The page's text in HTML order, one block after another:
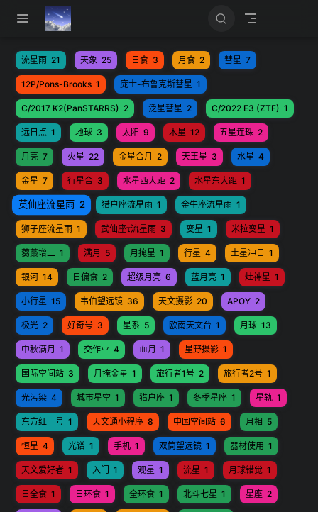
跳至主要內容
流星雨 21 天象 25 日食 3 月食 2 彗星 7
12P/Pons-Brooks 1 庞士-布鲁克斯彗星 1
C/2017 K2(PanSTARRS) 2 泛星彗星 2 C/2022 E3 (ZTF) 1
远日点 1 地球 3 太阳 9 木星 12 五星连珠 2
月亮 7 火星 22 金星合月 2 天王星 3 水星 4
金星 7 行星合 3 水星西大距 2 水星东大距 1
英仙座流星雨 2 猎户座流星雨 1 金牛座流星雨 1
狮子座流星雨 1 武仙座τ流星雨 3 变星 1 米拉变星 1
蒭藁增二 1 满月 5 月掩星 1 行星 4 土星冲日 1
银河 14 日偏食 2 超级月亮 6 蓝月亮 1 灶神星 1
小行星 15 韦伯望远镜 36 天文摄影 20 APOY 2
极光 2 好奇号 3 星系 5 欧南天文台 1 月球 13
中秋满月 1 交作业 4 血月 1 星野摄影 1
国际空间站 3 月掩金星 1 旅行者1号 2 旅行者2号 1
光污染 4 城市星空 1 猎户座 1 冬季星座 1 星轨 1
东方红一号 1 天文通小程序 8 中国空间站 6 月相 5
恒星 4 光谱 1 手机 1 双筒望远镜 1 器材使用 1
天文爱好者 1 入门 1 观星 1 流星 1 月球错觉 1
日全食 1 日环食 1 全环食 1 北斗七星 1 星座 2